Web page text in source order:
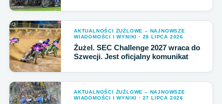
AKTUALNOŚCI ŻUŻLOWE – NAJNOWSZE
WIADOMOŚCI I WYNIKI · 28 LIPCA 2026
Żużel. SEC Challenge 2027 wraca do
Szwecji. Jest oficjalny komunikat
AKTUALNOŚCI ŻUŻLOWE – NAJNOWSZE
WIADOMOŚCI I WYNIKI · 27 LIPCA 2026